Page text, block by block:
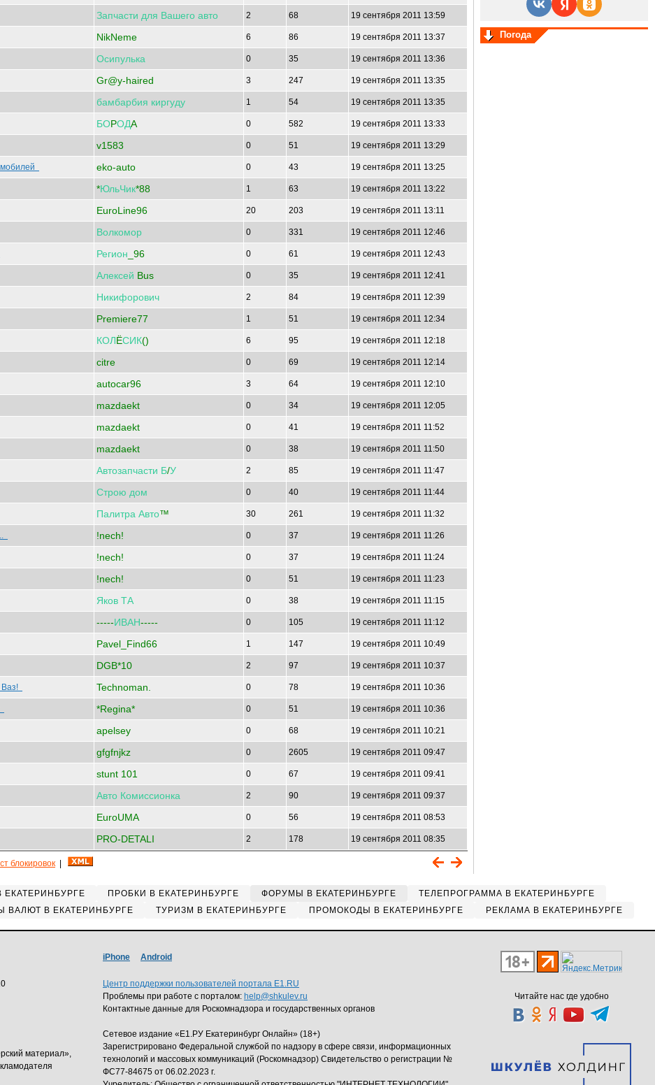
Запчасти для Вашего авто 2 68 19 сентября 2011 13:59
NikNeme 6 86 19 сентября 2011 13:37
Осипулька 0 35 19 сентября 2011 13:36
Gr@y-haired 3 247 19 сентября 2011 13:35
бамбарбия киргуду 1 54 19 сентября 2011 13:35
БОPОДA 0 582 19 сентября 2011 13:33
v1583 0 51 19 сентября 2011 13:29
eko-auto 0 43 19 сентября 2011 13:25
*ЮльЧик*88 1 63 19 сентября 2011 13:22
EuroLine96 20 203 19 сентября 2011 13:11
Волкомор 0 331 19 сентября 2011 12:46
Регион _96 0 61 19 сентября 2011 12:43
Алексей Bus 0 35 19 сентября 2011 12:41
Никифорович 2 84 19 сентября 2011 12:39
Premiere77 1 51 19 сентября 2011 12:34
КОЛЁСИК() 6 95 19 сентября 2011 12:18
citre 0 69 19 сентября 2011 12:14
autocar96 3 64 19 сентября 2011 12:10
mazdaekt 0 34 19 сентября 2011 12:05
mazdaekt 0 41 19 сентября 2011 11:52
mazdaekt 0 38 19 сентября 2011 11:50
Автозапчасти Б/У 2 85 19 сентября 2011 11:47
Строю дом 0 40 19 сентября 2011 11:44
Палитра Авто™ 30 261 19 сентября 2011 11:32
!nech! 0 37 19 сентября 2011 11:26
!nech! 0 37 19 сентября 2011 11:24
!nech! 0 51 19 сентября 2011 11:23
Яков ТА 0 38 19 сентября 2011 11:15
-----ИВАН----- 0 105 19 сентября 2011 11:12
Pavel_Find66 1 147 19 сентября 2011 10:49
DGB*10 2 97 19 сентября 2011 10:37
Ваз! Technoman. 0 78 19 сентября 2011 10:36
*Regina* 0 51 19 сентября 2011 10:36
apelsey 0 68 19 сентября 2011 10:21
gfgfnjkz 0 2605 19 сентября 2011 09:47
stunt 101 0 67 19 сентября 2011 09:41
Авто Комиссионка 2 90 19 сентября 2011 09:37
EuroUMA 0 56 19 сентября 2011 08:53
PRO-DETALI 2 178 19 сентября 2011 08:35
блокировок
Погода
ЕКАТЕРИНБУРГЕ ПРОБКИ В ЕКАТЕРИНБУРГЕ ФОРУМЫ В ЕКАТЕРИНБУРГЕ
ТЕЛЕПРОГРАММА В ЕКАТЕРИНБУРГЕ
ВАЛЮТ В ЕКАТЕРИНБУРГЕ ТУРИЗМ В ЕКАТЕРИНБУРГЕ ПРОМОКОДЫ В ЕКАТЕРИНБУРГЕ РЕКЛАМА В ЕКАТЕРИНБУРГЕ
Читайте нас где удобно
материал»,
iPhone Android
Центр поддержки пользователей портала E1.RU
Проблемы при работе с порталом: help@shkulev.ru
Контактные данные для Роскомнадзора и государственных органов
Сетевое издание «Е1.РУ Екатеринбург Онлайн» (18+)
Зарегистрировано Федеральной службой по надзору в сфере связи, информационных
технологий и массовых коммуникаций (Роскомнадзор) Свидетельство о регистрации №
ФС77-84675 от 06.02.2023 г.